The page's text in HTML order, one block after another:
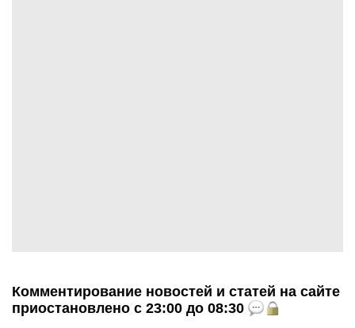
Комментирование новостей и статей на сайте
приостановлено с 23:00 до 08:30